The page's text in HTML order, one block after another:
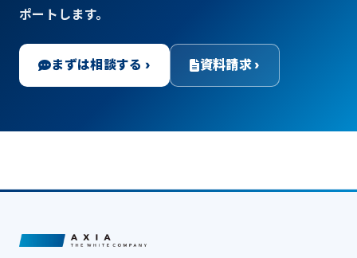
ポートします。
まずは相談する › 資料請求 ›